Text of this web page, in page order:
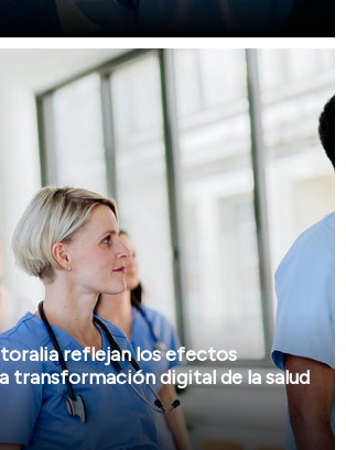
reflejan los efectos
transformación digital de la salud